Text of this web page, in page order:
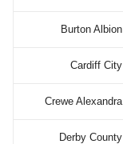
Burton Albion
Cardiff City
Crewe Alexandra
Derby County